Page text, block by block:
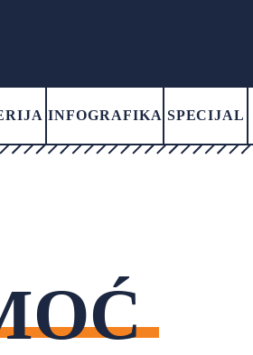
INFOGRAFIKA SPECIJAL